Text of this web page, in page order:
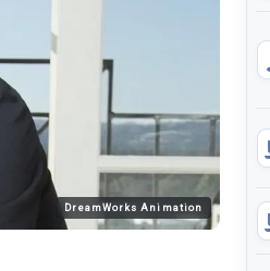
DreamWorks Animation